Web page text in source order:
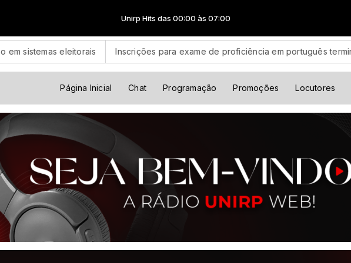
Unirp Hits das 00:00 às 07:00
Inscrições para exame de proficiência em português terminam quinta BID amplia
Página Inicial Chat Programação Promoções Locutores